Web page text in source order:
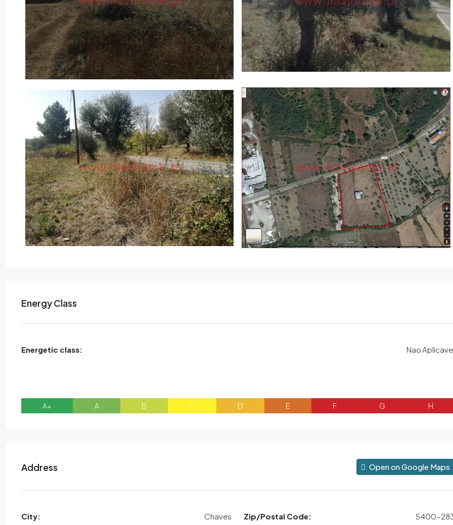
Energy Class
Energetic class: Nao
A+ A B C D E F G H
Address Open on Google Maps
City: Chaves Zip/Postal Code: 5400-